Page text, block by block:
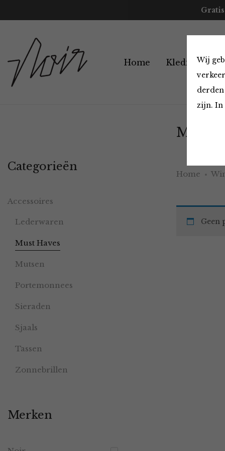
Wij
zijn. In
Home Kleding
Must
Home
Geen
Categorieën
Accessoires
Lederwaren
Must Haves
Mutsen
Portemonnees
Sieraden
Sjaals
Tassen
Zonnebrillen
Merken